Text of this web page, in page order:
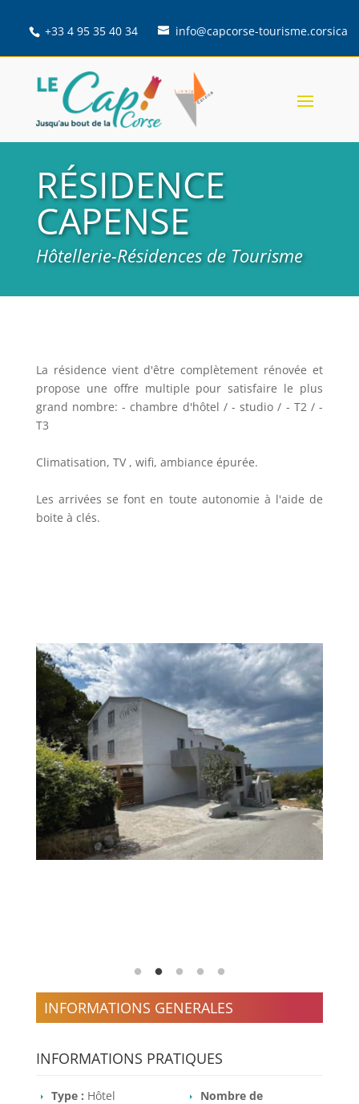
+33 4 95 35 40 34 info@capcorse-tourisme.corsica
RÉSIDENCE
CAPENSE
Hôtellerie-Résidences de Tourisme
La résidence vient d'être complètement rénovée et
propose une offre multiple pour satisfaire le plus
grand nombre: - chambre d'hôtel / - studio / - T2 / -
T3
Climatisation, TV , wifi, ambiance épurée.
Les arrivées se font en toute autonomie à l'aide de
boite à clés.
INFORMATIONS GENERALES
INFORMATIONS PRATIQUES
Type : Hôtel
Nombre de